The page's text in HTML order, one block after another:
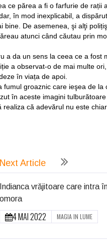
ce părea a fi o farfurie de rații
în mod inexplicabil, a
De asemenea, şi alţi
atunci când căutau prin
a da un sens la ceea ce a fost
a observat-o de mai multe
în viața de apoi.
groaznic care ieşea de la
în aceste imagini
că adevărul nu este
Next Article
Indianca vrăjitoare care intra
omora
4 MAI 2022 MAGIA IN LUME